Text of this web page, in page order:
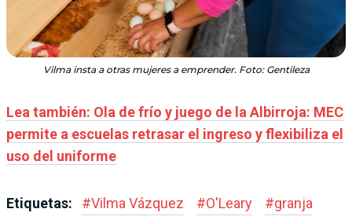
Vilma insta a otras mujeres a emprender. Foto: Gentileza
Lea también: Ola de frío y juego de la Albirroja: MEC
permite a escuelas retrasar el ingreso y flexibiliza el
uso del uniforme
Etiquetas: #Vilma Vázquez #O'Leary #granja